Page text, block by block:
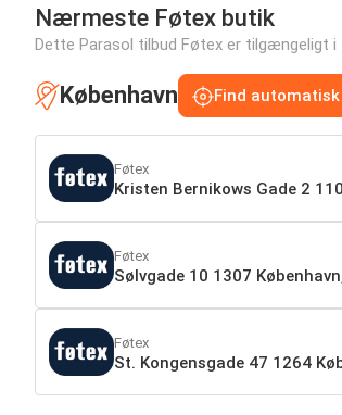
Nærmeste Føtex butik
Dette Parasol tilbud Føtex er tilgængeligt i
København Find automatisk
Føtex
Kristen Bernikows Gade 2
Føtex
Sølvgade 10 1307
Føtex
St. Kongensgade 47 1264